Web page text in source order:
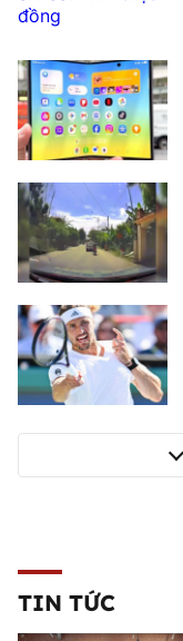
TIN TỨC